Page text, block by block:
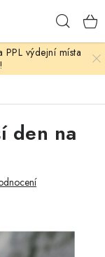
PPL výdejní místa
den na